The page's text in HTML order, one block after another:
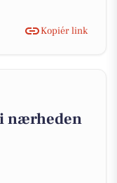
Kopiér link
nærheden